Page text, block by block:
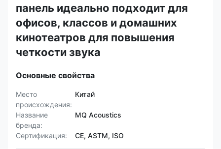
панель идеально подходит для
офисов, классов и домашних
кинотеатров для повышения
четкости звука
Основные свойства
Место
происхождения:
Китай
Название
бренда:
MQ Acoustics
Сертификация: CE, ASTM, ISO